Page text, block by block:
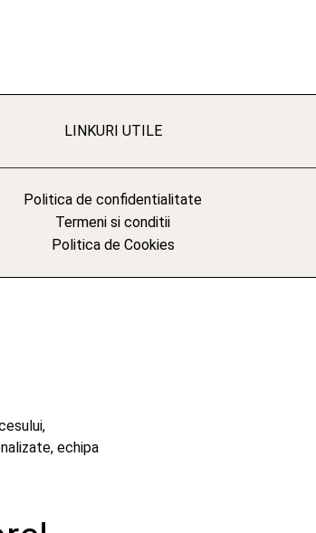
LINKURI UTILE
Politica de confidentialitate
Termeni si conditii
Politica de Cookies
echipa